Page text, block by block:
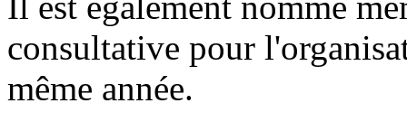
consultative pour
même année.